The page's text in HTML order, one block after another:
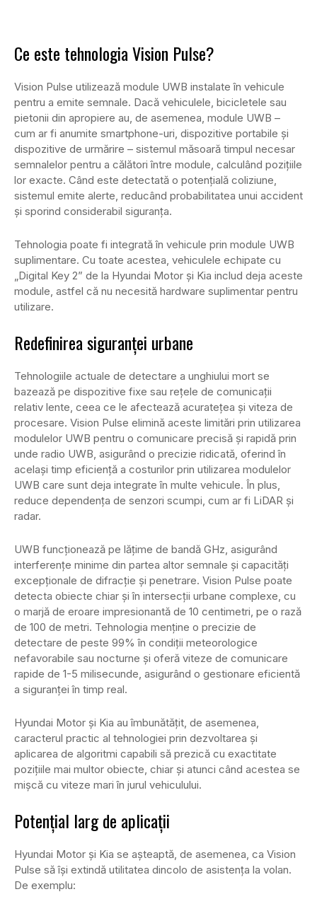
Ce este tehnologia Vision Pulse?
Vision Pulse utilizează module UWB instalate în vehicule
pentru a emite semnale. Dacă vehiculele, bicicletele sau
pietonii din apropiere au, de asemenea, module UWB –
cum ar fi anumite smartphone-uri, dispozitive portabile și
dispozitive de urmărire – sistemul măsoară timpul necesar
semnalelor pentru a călători între module, calculând pozițiile
lor exacte. Când este detectată o potențială coliziune,
sistemul emite alerte, reducând probabilitatea unui accident
și sporind considerabil siguranța.
Tehnologia poate fi integrată în vehicule prin module UWB
suplimentare. Cu toate acestea, vehiculele echipate cu
„Digital Key 2” de la Hyundai Motor și Kia includ deja aceste
module, astfel că nu necesită hardware suplimentar pentru
utilizare.
Redefinirea siguranței urbane
Tehnologiile actuale de detectare a unghiului mort se
bazează pe dispozitive fixe sau rețele de comunicații
relativ lente, ceea ce le afectează acuratețea și viteza de
procesare. Vision Pulse elimină aceste limitări prin utilizarea
modulelor UWB pentru o comunicare precisă și rapidă prin
unde radio UWB, asigurând o precizie ridicată, oferind în
același timp eficiență a costurilor prin utilizarea modulelor
UWB care sunt deja integrate în multe vehicule. În plus,
reduce dependența de senzori scumpi, cum ar fi LiDAR și
radar.
UWB funcționează pe lățime de bandă GHz, asigurând
interferențe minime din partea altor semnale și capacități
excepționale de difracție și penetrare. Vision Pulse poate
detecta obiecte chiar și în intersecții urbane complexe, cu
o marjă de eroare impresionantă de 10 centimetri, pe o rază
de 100 de metri. Tehnologia menține o precizie de
detectare de peste 99% în condiții meteorologice
nefavorabile sau nocturne și oferă viteze de comunicare
rapide de 1-5 milisecunde, asigurând o gestionare eficientă
a siguranței în timp real.
Hyundai Motor și Kia au îmbunătățit, de asemenea,
caracterul practic al tehnologiei prin dezvoltarea și
aplicarea de algoritmi capabili să prezică cu exactitate
pozițiile mai multor obiecte, chiar și atunci când acestea se
mișcă cu viteze mari în jurul vehiculului.
Potențial larg de aplicații
Hyundai Motor și Kia se așteaptă, de asemenea, ca Vision
Pulse să își extindă utilitatea dincolo de asistența la volan.
De exemplu: